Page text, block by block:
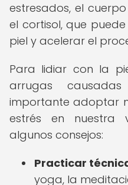
estresados, el
el cortisol, que
piel y acelerar el
Para lidiar con la
arrugas
importante adoptar
estrés en nuestra
algunos consejos:
Practicar
yoga, la